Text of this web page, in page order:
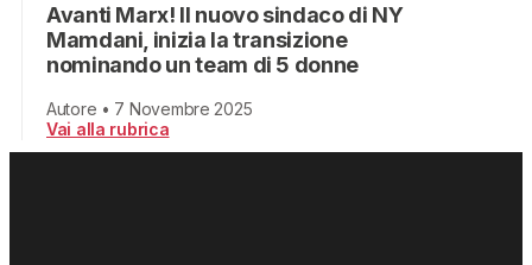
Avanti Marx! Il nuovo sindaco di NY
Mamdani, inizia la transizione
nominando un team di 5 donne
Autore • 7 Novembre 2025
Vai alla rubrica